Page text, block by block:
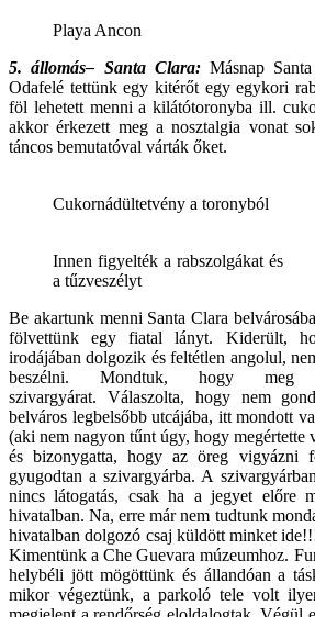
Playa Ancon
5. állomás– Santa Clara:Másnap
Odafelé tettünk egy kitérőt egy egykori
föl lehetett menni a kilátótoronyba ill.
akkor érkezett meg a nosztalgia vonat
táncos bemutatóval várták őket.
Cukornádültetvény a toronyból
Innen figyelték a rabszolgákat és
a tűzveszélyt
Be akartunk menni Santa Clara
fölvettünk egy fiatal lányt. Kiderült,
irodájában dolgozik és feltétlen angolul,
beszélni. Mondtuk, hogy
szivargyárat. Válaszolta, hogy nem
belváros legbelsőbb utcájába, itt mondott
(aki nem nagyon tűnt úgy, hogy megértette
és bizonygatta, hogy az öreg vigyázni
gyugodtan a szivargyárba. A
nincs látogatás, csak ha a jegyet előre
hivatalban. Na, erre már nem tudtunk
hivatalban dolgozó csaj küldött minket
Kimentünk a Che Guevara múzeumhoz.
helybéli jött mögöttünk és állandóan a
mikor végeztünk, a parkoló tele volt